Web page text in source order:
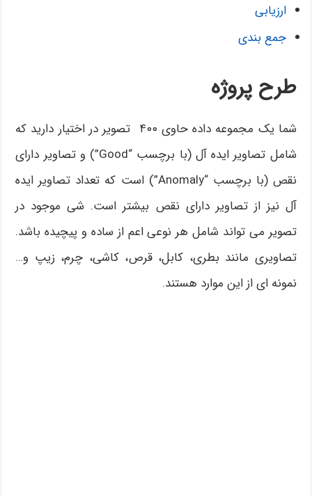
ارزیابی
جمع بندی
طرح پروژه
شما یک مجموعه داده حاوی ۴۰۰ تصویر در اختیار دارید که
شامل تصاویر ایده آل (با برچسب “Good”) و تصاویر دارای
نقص (با برچسب “Anomaly”) است که تعداد تصاویر ایده
آل نیز از تصاویر دارای نقص بیشتر است. شی موجود در
تصویر می تواند شامل هر نوعی اعم از ساده و پیچیده باشد.
تصاویری مانند بطری، کابل، قرص، کاشی، چرم، زیپ و…
نمونه ای از این موارد هستند.